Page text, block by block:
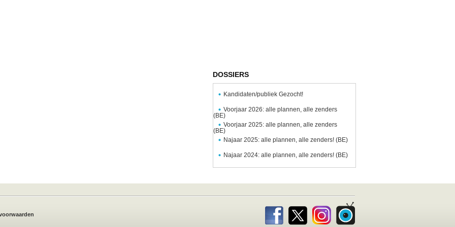
DOSSIERS
Kandidaten/publiek Gezocht!
Voorjaar 2026: alle plannen, alle zenders
(BE)
Voorjaar 2025: alle plannen, alle zenders
(BE)
Najaar 2025: alle plannen, alle zenders! (BE)
Najaar 2024: alle plannen, alle zenders! (BE)